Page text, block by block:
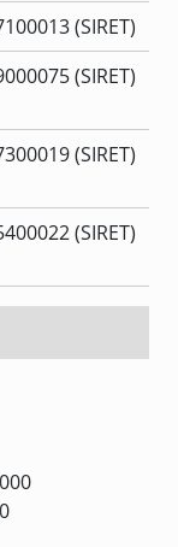
(SIRET)
(SIRET)
(SIRET)
(SIRET)